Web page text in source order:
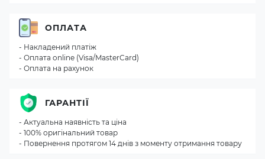
ОПЛАТА
- Накладений платіж
- Оплата online (Visa/MasterCard)
- Оплата на рахунок
ГАРАНТІЇ
- Актуальна наявність та ціна
- 100% оригінальний товар
- Повернення протягом 14 днів з моменту отримання товару